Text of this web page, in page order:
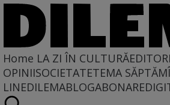
Home LA ZI ÎN CULTURĂ
OPINIISOCIETATETEMA
LINEDILEMABLOGABONARE